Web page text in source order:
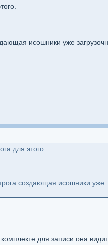
исошники уже
для этого.
прога создающая исошники уже
для записи она